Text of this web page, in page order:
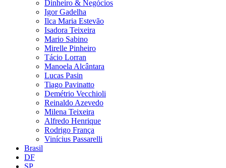
Dinheiro & Negócios
Igor Gadelha
Ilca Maria Estevão
Isadora Teixeira
Mario Sabino
Mirelle Pinheiro
Tácio Lorran
Manoela Alcântara
Lucas Pasin
Tiago Pavinatto
Demétrio Vecchioli
Reinaldo Azevedo
Milena Teixeira
Alfredo Henrique
Rodrigo França
Vinícius Passarelli
Brasil
DF
SP